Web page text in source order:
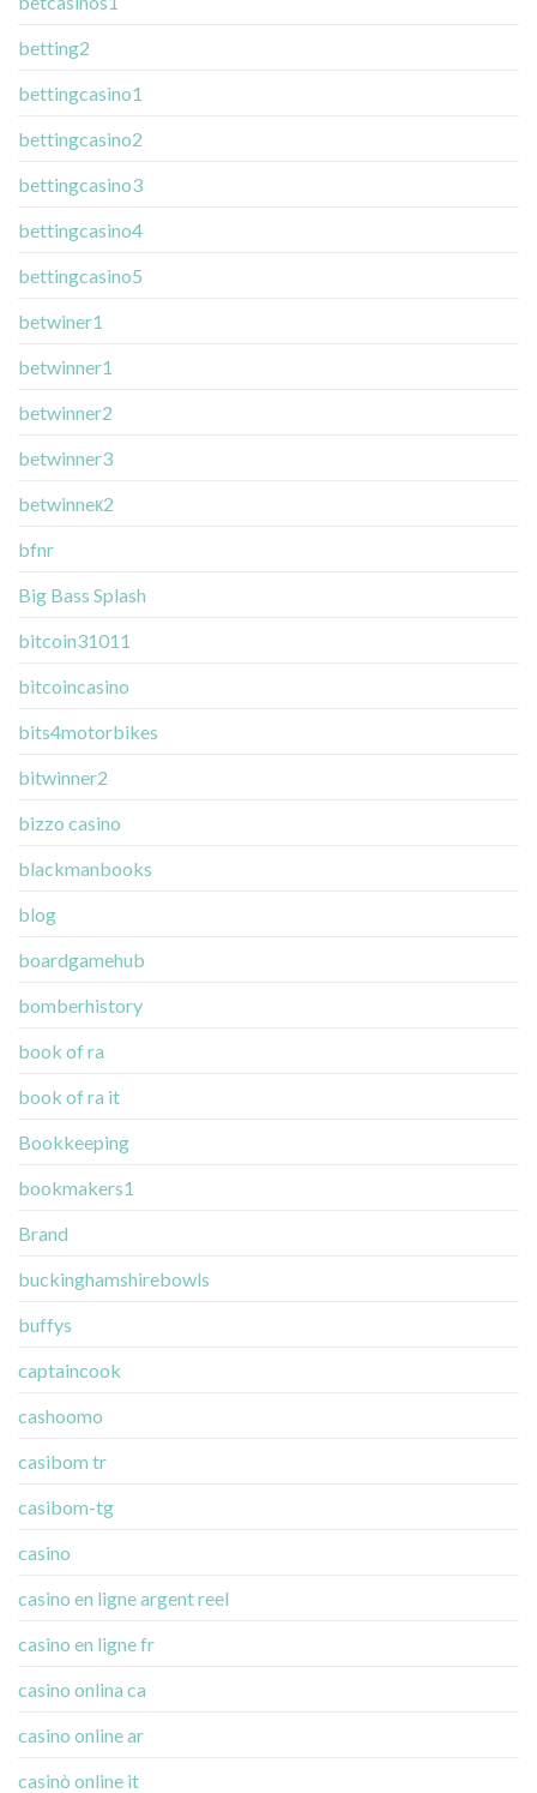
betting2
bettingcasino1
bettingcasino2
bettingcasino3
bettingcasino4
bettingcasino5
betwiner1
betwinner1
betwinner2
betwinner3
betwinneк2
bfnr
Big Bass Splash
bitcoin31011
bitcoincasino
bits4motorbikes
bitwinner2
bizzo casino
blackmanbooks
blog
boardgamehub
bomberhistory
book of ra
book of ra it
Bookkeeping
bookmakers1
Brand
buckinghamshirebowls
buffys
captaincook
cashoomo
casibom tr
casibom-tg
casino
casino en ligne argent reel
casino en ligne fr
casino onlina ca
casino online ar
casinò online it